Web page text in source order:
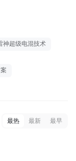
神超级电混技术
最热 最新 最早